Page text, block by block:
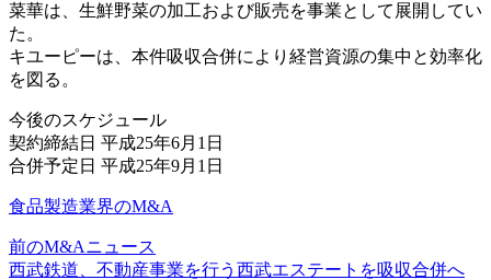
菜華は、生鮮野菜の加工および販売を事業として展開してい
た。
キユーピーは、本件吸収合併により経営資源の集中と効率化
を図る。
今後のスケジュール
契約締結日 平成25年6月1日
合併予定日 平成25年9月1日
食品製造業界のM&A
前のM&Aニュース
西武鉄道、不動産事業を行う西武エステートを吸収合併へ